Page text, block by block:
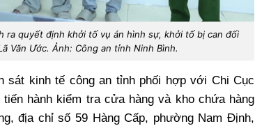
ra quyết định khởi tố vụ án hình sự, khởi tố bị can đối
Văn Ước. Ảnh: Công an tỉnh Ninh Bình.
sát kinh tế công an tỉnh phối hợp với Chi Cục
hành kiểm tra cửa hàng và kho chứa hàng
địa chỉ số 59 Hàng Cấp, phường Nam Định,